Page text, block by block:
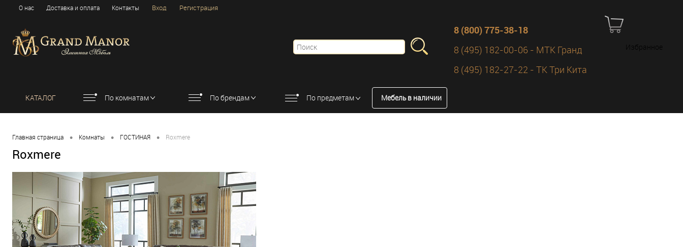
О нас Доставка и оплата Контакты Вход Регистрация
8 (800) 775-38-18
8 (495) 182-00-06 - МТК Гранд
8 (495) 182-27-22 - ТК Три Кита
Избранное
КАТАЛОГ По комнатам По брендам По предметам Мебель в наличии
Главная страница • Комнаты • ГОСТИНАЯ • Roxmere
Roxmere